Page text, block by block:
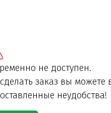
не доступен.
заказ вы можете
неудобства!